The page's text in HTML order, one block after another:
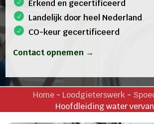
Erkend en gecertificeerd
Landelijk door heel Nederland
CO-keur gecertificeerd
Contact opnemen →
Home - Loodgieterswerk -
Hoofdleiding water